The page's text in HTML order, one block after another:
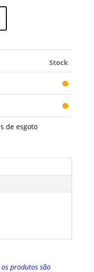
Stock
de esgoto
produtos são